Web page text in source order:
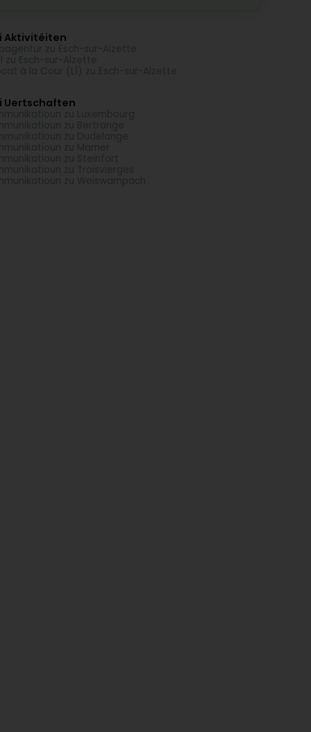
Aktivitéiten
Uertschaften